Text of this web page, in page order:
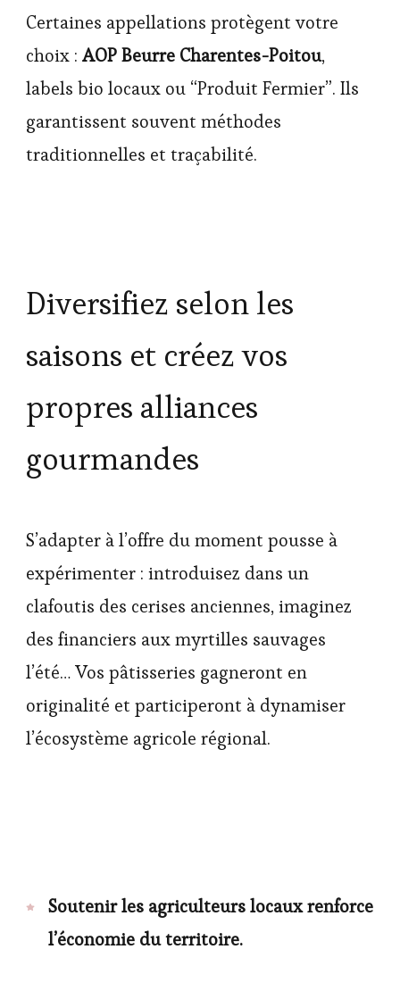
Certaines appellations protègent votre
choix : AOP Beurre Charentes-Poitou,
labels bio locaux ou “Produit Fermier”. Ils
garantissent souvent méthodes
traditionnelles et traçabilité.
Diversifiez selon les
saisons et créez vos
propres alliances
gourmandes
S’adapter à l’offre du moment pousse à
expérimenter : introduisez dans un
clafoutis des cerises anciennes, imaginez
des financiers aux myrtilles sauvages
l’été… Vos pâtisseries gagneront en
originalité et participeront à dynamiser
l’écosystème agricole régional.
Soutenir les agriculteurs locaux renforce
l’économie du territoire.